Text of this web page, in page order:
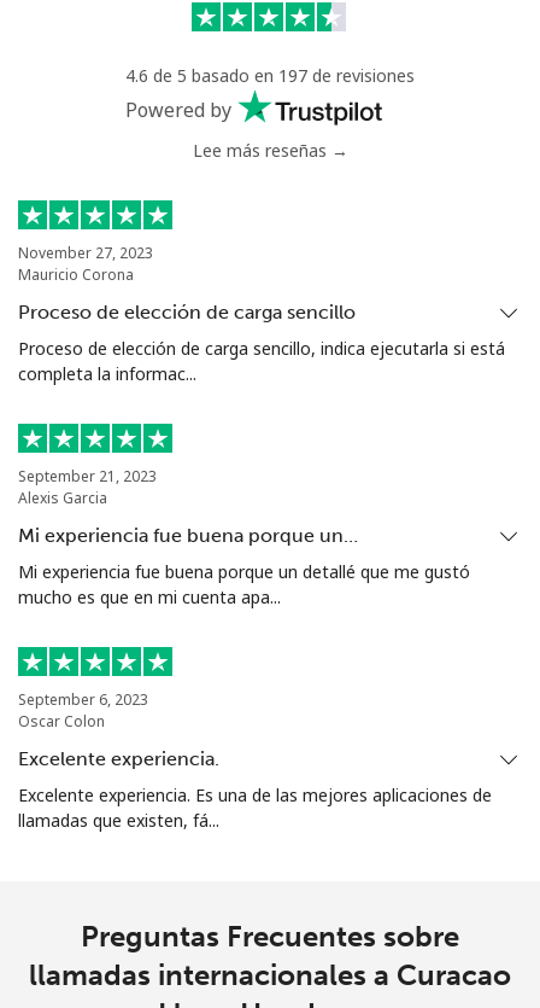
4.6 de 5 basado en 197 de revisiones
Powered by
Lee más reseñas →
November 27, 2023
Mauricio Corona
Proceso de elección de carga sencillo
Proceso de elección de carga sencillo, indica ejecutarla si está
completa la informac...
September 21, 2023
Alexis Garcia
Mi experiencia fue buena porque un…
Mi experiencia fue buena porque un detallé que me gustó
mucho es que en mi cuenta apa...
September 6, 2023
Oscar Colon
Excelente experiencia.
Excelente experiencia. Es una de las mejores aplicaciones de
llamadas que existen, fá...
Preguntas Frecuentes sobre
llamadas internacionales a Curacao